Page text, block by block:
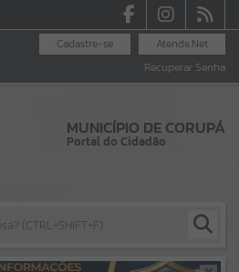
Atende.Net
Cadastre-se
Recuperar Senha
MUNICÍPIO DE CORUPÁ
Portal do Cidadão